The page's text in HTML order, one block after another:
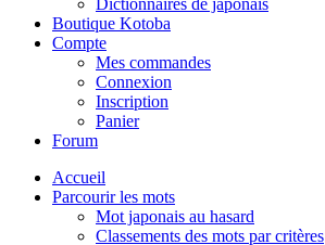
Boutique Kotoba
Compte
Mes commandes
Connexion
Inscription
Panier
Forum
Accueil
Parcourir les mots
Mot japonais au hasard
Classements des mots par critères